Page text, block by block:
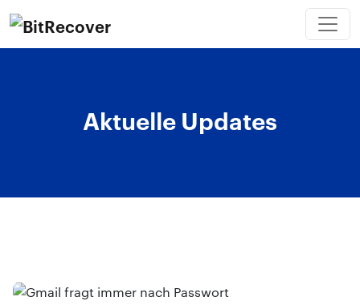
Aktuelle Updates